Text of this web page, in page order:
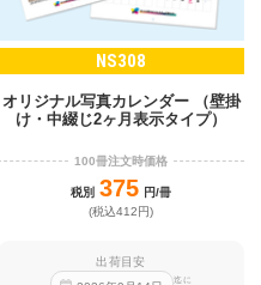
NS308
オリジナル写真カレンダー （壁掛
け・中綴じ2ヶ月表示タイプ）
100冊注文時価格
税別 375 円/冊
(税込412円)
出荷目安
迄に